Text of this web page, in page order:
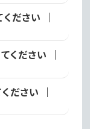
ださい ｜
ください ｜
ださい ｜